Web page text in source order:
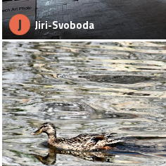
J Jiri-Svoboda